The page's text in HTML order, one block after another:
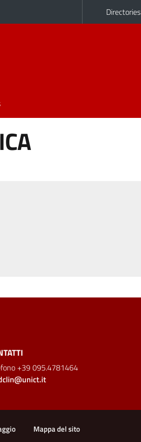
Directories
+39 095.4781464
Mappa del sito